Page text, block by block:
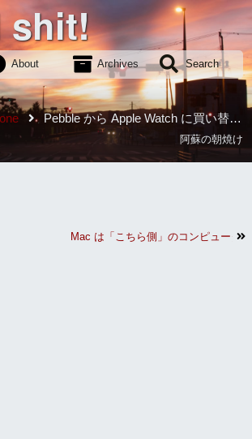
shit!
About Archives Search
Pebble から Apple Watch に買い替え
た
阿蘇の朝焼け
Mac は「こちら側」のコンピュータ